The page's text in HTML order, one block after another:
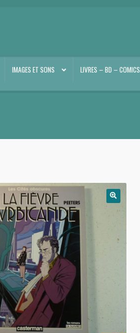
IMAGES ET SONS LIVRES – BD – COMICS